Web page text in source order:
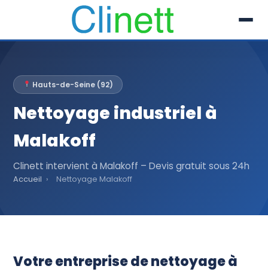
Prestations
Références
Recrutement
Actualités
Hauts-de-Seine (92)
Nettoyage industriel à
Malakoff
Clinett intervient à Malakoff – Devis gratuit sous 24h
Accueil › Nettoyage Malakoff
Votre entreprise de nettoyage à